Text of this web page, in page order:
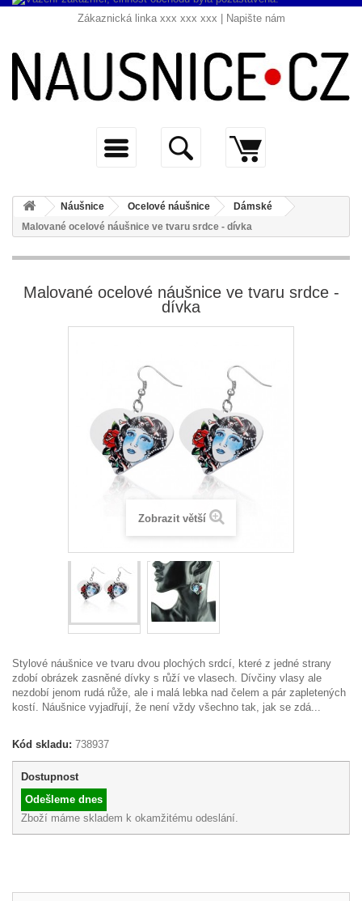
Zákaznická linka xxx xxx xxx | Napište nám
Náušnice Ocelové náušnice
Dámské
Malované ocelové náušnice ve tvaru srdce - dívka
Malované ocelové náušnice ve tvaru srdce -
dívka
Zobrazit větší
Stylové náušnice ve tvaru dvou plochých srdcí, které z jedné strany
zdobí obrázek zasněné dívky s růží ve vlasech. Dívčiny vlasy ale
nezdobí jenom rudá růže, ale i malá lebka nad čelem a pár zapletených
kostí. Náušnice vyjadřují, že není vždy všechno tak, jak se zdá...
Kód skladu: 738937
Dostupnost
Odešleme dnes
Zboží máme skladem k okamžitému odeslání.